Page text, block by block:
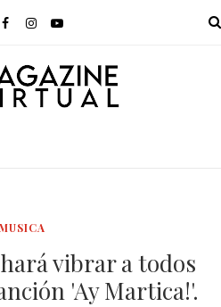
vibrar a todos
'Ay Martica!'.